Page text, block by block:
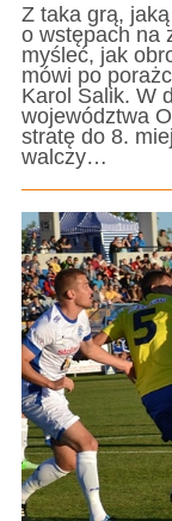
Z taka grą,
o wstępach na
myśleć, jak
mówi po
Karol Salik. W
województwa
stratę do 8.
walczy…